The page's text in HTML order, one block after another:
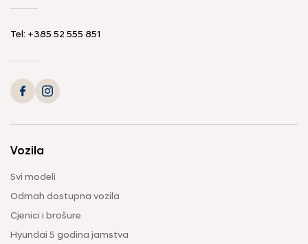
Tel: +385 52 555 851
Vozila
Svi modeli
Odmah dostupna vozila
Cjenici i brošure
Hyundai 5 godina jamstva